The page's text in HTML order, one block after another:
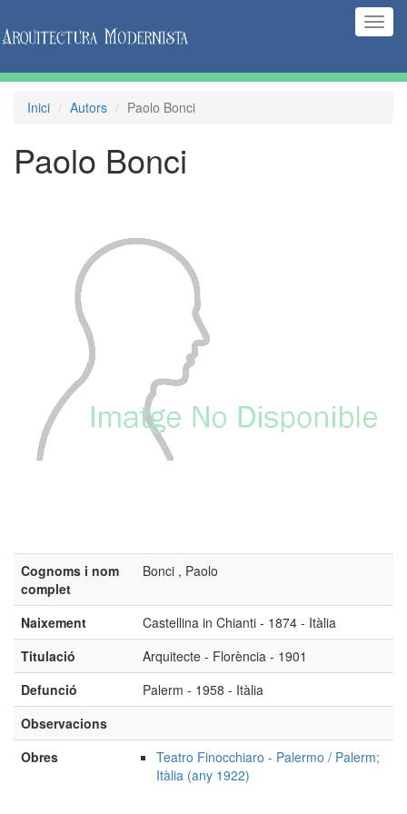
Inici Autors Paolo Bonci
Paolo Bonci
Cognoms i nom
complet
Bonci , Paolo
Naixement
Castellina in Chianti - 1874 - Itàlia
Titulació
Arquitecte - Florència - 1901
Defunció
Palerm - 1958 - Itàlia
Observacions
Obres
Teatro Finocchiaro - Palermo / Palerm;
Itàlia (any 1922)